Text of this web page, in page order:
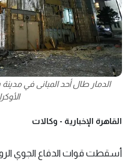
الدمار طال أحد المبانى في
القاهرة الإخبارية - وكالات
أسقطت قوات الدفاع الجوي